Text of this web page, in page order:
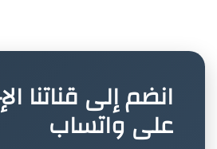
انضم إلى قناتنا
على واتساب